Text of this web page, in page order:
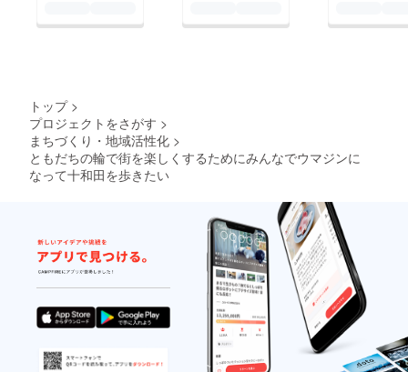
トップ >
プロジェクトをさがす >
まちづくり・地域活性化 >
ともだちの輪で街を楽しくするためにみんなでウマジンに
なって十和田を歩きたい